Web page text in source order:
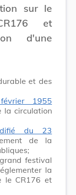
sur le
et
d'une
et des
1955
la circulation
du 23
de la
festival
la
le CR176 et